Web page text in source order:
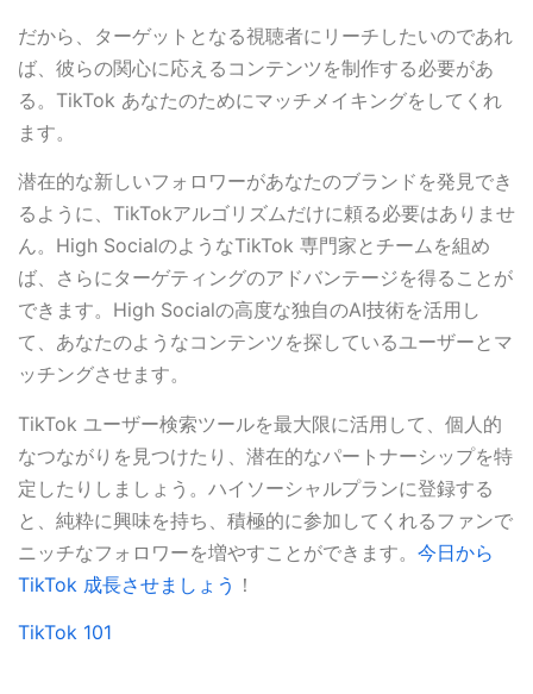
だから、ターゲットとなる視聴者にリーチしたいのであれ
ば、彼らの関心に応えるコンテンツを制作する必要があ
る。TikTok あなたのためにマッチメイキングをしてくれ
ます。
潜在的な新しいフォロワーがあなたのブランドを発見でき
るように、TikTokアルゴリズムだけに頼る必要はありませ
ん。High SocialのようなTikTok 専門家とチームを組め
ば、さらにターゲティングのアドバンテージを得ることが
できます。High Socialの高度な独自のAI技術を活用し
て、あなたのようなコンテンツを探しているユーザーとマ
ッチングさせます。
TikTok ユーザー検索ツールを最大限に活用して、個人的
なつながりを見つけたり、潜在的なパートナーシップを特
定したりしましょう。ハイソーシャルプランに登録する
と、純粋に興味を持ち、積極的に参加してくれるファンで
ニッチなフォロワーを増やすことができます。 今日から
TikTok 成長させましょう ！
TikTok 101